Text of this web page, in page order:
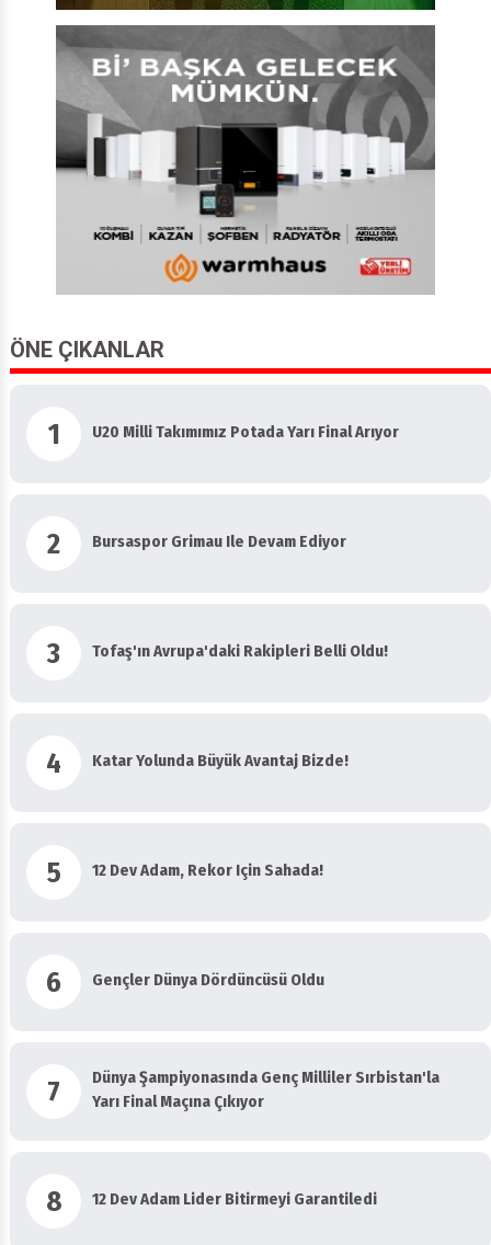
ÖNE ÇIKANLAR
1 U20 Milli Takımımız Potada Yarı Final Arıyor
2 Bursaspor Grimau Ile Devam Ediyor
3 Tofaş'ın Avrupa'daki Rakipleri Belli Oldu!
4 Katar Yolunda Büyük Avantaj Bizde!
5 12 Dev Adam, Rekor Için Sahada!
6 Gençler Dünya Dördüncüsü Oldu
7
Dünya Şampiyonasında Genç Milliler Sırbistan'la
Yarı Final Maçına Çıkıyor
8 12 Dev Adam Lider Bitirmeyi Garantiledi